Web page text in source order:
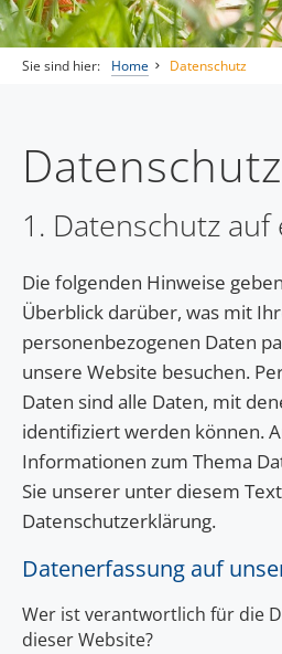
Sie sind hier: Home Datenschutz
Datenschutz
1. Datenschutz auf
Die folgenden Hinweise
Überblick darüber, was mit
personenbezogenen Daten
unsere Website besuchen.
Daten sind alle Daten, mit
identifiziert werden können.
Informationen zum Thema
Sie unserer unter diesem
Datenschutzerklärung.
Datenerfassung auf
Wer ist verantwortlich für die
dieser Website?